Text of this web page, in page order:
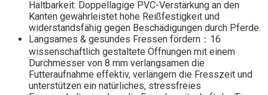
Haltbarkeit: Doppellagige PVC-Verstärkung an den
Kanten gewährleistet hohe Reißfestigkeit und
widerstandsfähig gegen Beschädigungen durch Pferde.
Langsames & gesundes Fressen fördern：16
wissenschaftlich gestaltete Öffnungen mit einem
Durchmesser von 8 mm verlangsamen die
Futteraufnahme effektiv, verlängern die Fresszeit und
unterstützen ein natürliches, stressfreies